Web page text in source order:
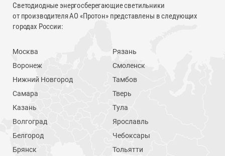
Светодиодные энергосберегающие светильники
от производителя АО «Протон» представлены в следующих
городах России:
Москва
Воронеж
Нижний Новгород
Самара
Казань
Волгоград
Белгород
Брянск
Рязань
Смоленск
Тамбов
Тверь
Тула
Ярославль
Чебоксары
Тольятти